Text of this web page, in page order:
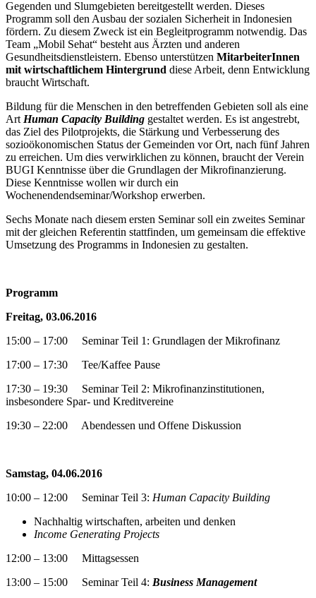
Gegenden und Slumgebieten bereitgestellt werden. Dieses
Programm soll den Ausbau der sozialen Sicherheit in Indonesien
fördern. Zu diesem Zweck ist ein Begleitprogramm notwendig. Das
Team „Mobil Sehat“ besteht aus Ärzten und anderen
Gesundheitsdienstleistern. Ebenso unterstützen MitarbeiterInnen
mit wirtschaftlichem Hintergrund diese Arbeit, denn Entwicklung
braucht Wirtschaft.
Bildung für die Menschen in den betreffenden Gebieten soll als eine
ArtHuman Capacity Building gestaltet werden. Es ist angestrebt,
das Ziel des Pilotprojekts, die Stärkung und Verbesserung des
sozioökonomischen Status der Gemeinden vor Ort, nach fünf Jahren
zu erreichen. Um dies verwirklichen zu können, braucht der Verein
BUGI Kenntnisse über die Grundlagen der Mikrofinanzierung.
Diese Kenntnisse wollen wir durch ein
Wochenendendseminar/Workshop erwerben.
Sechs Monate nach diesem ersten Seminar soll ein zweites Seminar
mit der gleichen Referentin stattfinden, um gemeinsam die effektive
Umsetzung des Programms in Indonesien zu gestalten.
Programm
Freitag, 03.06.2016
15:00 – 17:00 Seminar Teil 1: Grundlagen der Mikrofinanz
17:00 – 17:30 Tee/Kaffee Pause
17:30 – 19:30 Seminar Teil 2: Mikrofinanzinstitutionen,
insbesondere Spar- und Kreditvereine
19:30 – 22:00 Abendessen und Offene Diskussion
Samstag, 04.06.2016
10:00 – 12:00 Seminar Teil 3: Human Capacity Building
Nachhaltig wirtschaften, arbeiten und denken
Income Generating Projects
12:00 – 13:00 Mittagsessen
13:00 – 15:00 Seminar Teil 4: Business Management